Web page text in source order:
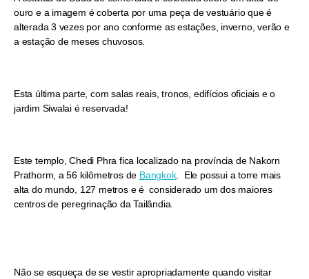
ouro e a imagem é coberta por uma peça de vestuário que é
alterada 3 vezes por ano conforme as estações, inverno, verão e
a estação de meses chuvosos.
Esta última parte, com salas reais, tronos, edifícios oficiais e o
jardim Siwalai é reservada!
Este templo, Chedi Phra fica localizado na província de Nakorn
Prathorm, a 56 kilômetros de Bangkok. Ele possui a torre mais
alta do mundo, 127 metros e é considerado um dos maiores
centros de peregrinação da Tailândia.
Não se esqueça de se vestir apropriadamente quando visitar